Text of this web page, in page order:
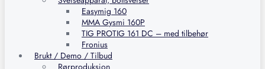
Easymig 160
MMA Gysmi 160P
TIG PROTIG 161 DC – med tilbehør
Fronius
Brukt / Demo / Tilbud
Rørproduksjon